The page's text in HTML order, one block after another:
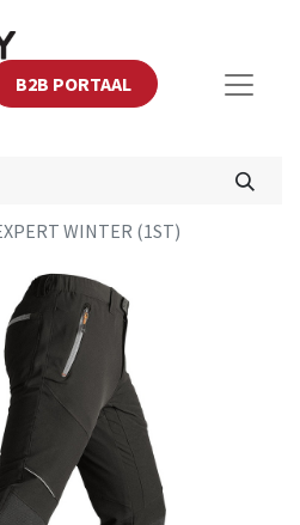
B2B PORTAAL
WINTER (1ST)